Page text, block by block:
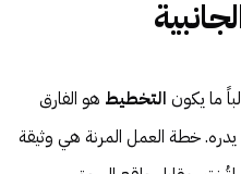
ما يكون التخطيط هو الفارق
خطة العمل المرنة هي وثيقة